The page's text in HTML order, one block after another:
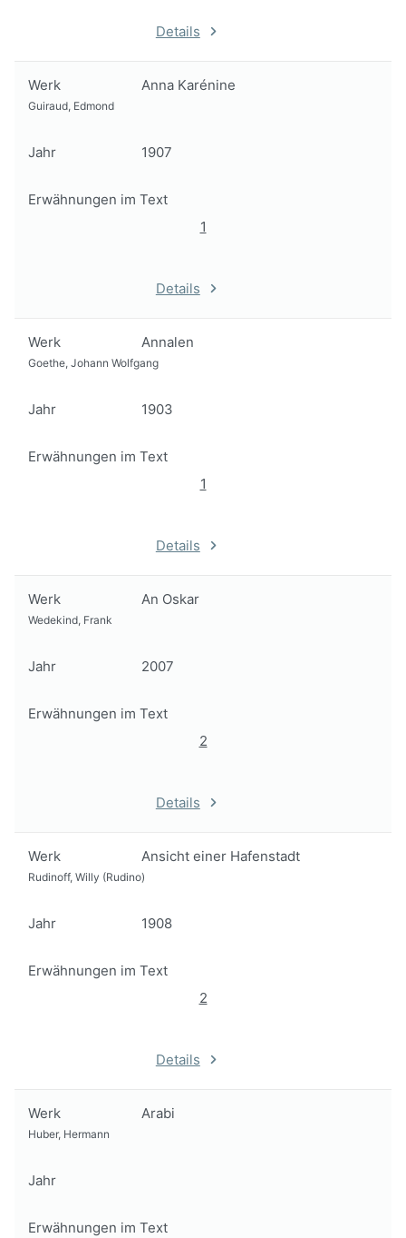
Details
Werk Anna Karénine
Guiraud, Edmond
Jahr 1907
Erwähnungen im Text
1
Details
Werk Annalen
Goethe, Johann Wolfgang
Jahr 1903
Erwähnungen im Text
1
Details
Werk An Oskar
Wedekind, Frank
Jahr 2007
Erwähnungen im Text
2
Details
Werk Ansicht einer Hafenstadt
Rudinoff, Willy (Rudino)
Jahr 1908
Erwähnungen im Text
2
Details
Werk Arabi
Huber, Hermann
Jahr
Erwähnungen im Text